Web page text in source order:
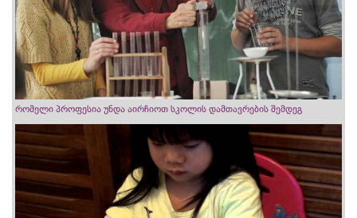
რომელი პროფესია უნდა აირჩიოთ სკოლის დამთავრების შემდეგ